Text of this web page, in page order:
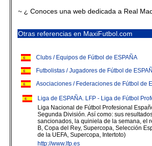
~ ¿ Conoces una web dedicada a Real
Otras referencias en MaxiFutbol.com
Clubs / Equipos de Fútbol de ESPAÑA
Futbolistas / Jugadores de Fútbol de
Asociaciones / Federaciones de Fútbol de
Liga de ESPAÑA. LFP - Liga de Fútbol
Liga Nacional de Fútbol Profesional
Segunda División. Así como: sus
sancionados, la quiniela de la semana, el
B, Copa del Rey, Supercopa, Selección
de la UEFA, Supercopa, Intertoto)
http://www.lfp.es